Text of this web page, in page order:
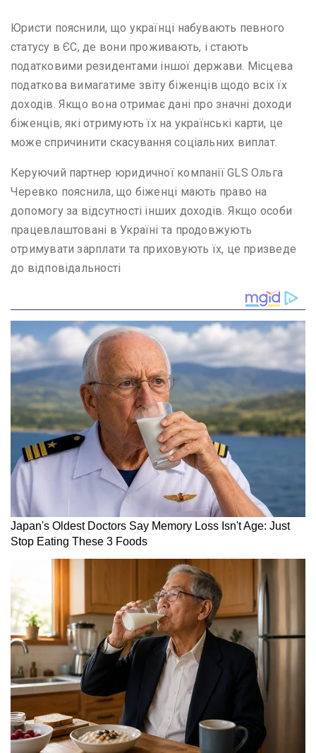
Юристи пояснили, що українці набувають певного
статусу в ЄС, де вони проживають, і стають
податковими резидентами іншої держави. Місцева
податкова вимагатиме звіту біженців щодо всіх їх
доходів. Якщо вона отримає дані про значні доходи
біженців, які отримують їх на українські карти, це
може спричинити скасування соціальних виплат.
Керуючий партнер юридичної компанії GLS Ольга
Черевко пояснила, що біженці мають право на
допомогу за відсутності інших доходів. Якщо особи
працевлаштовані в Україні та продовжують
отримувати зарплати та приховують їх, це призведе
до відповідальності